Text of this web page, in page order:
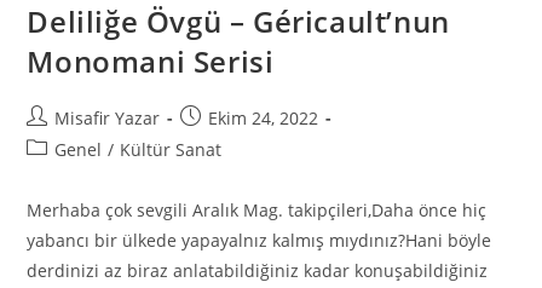
Deliliğe Övgü – Géricault’nun
Monomani Serisi
Misafir Yazar
Ekim 24, 2022
Genel / Kültür Sanat
Merhaba çok sevgili Aralık Mag. takipçileri,Daha önce hiç
yabancı bir ülkede yapayalnız kalmış mıydınız?Hani böyle
derdinizi az biraz anlatabildiğiniz kadar konuşabildiğiniz